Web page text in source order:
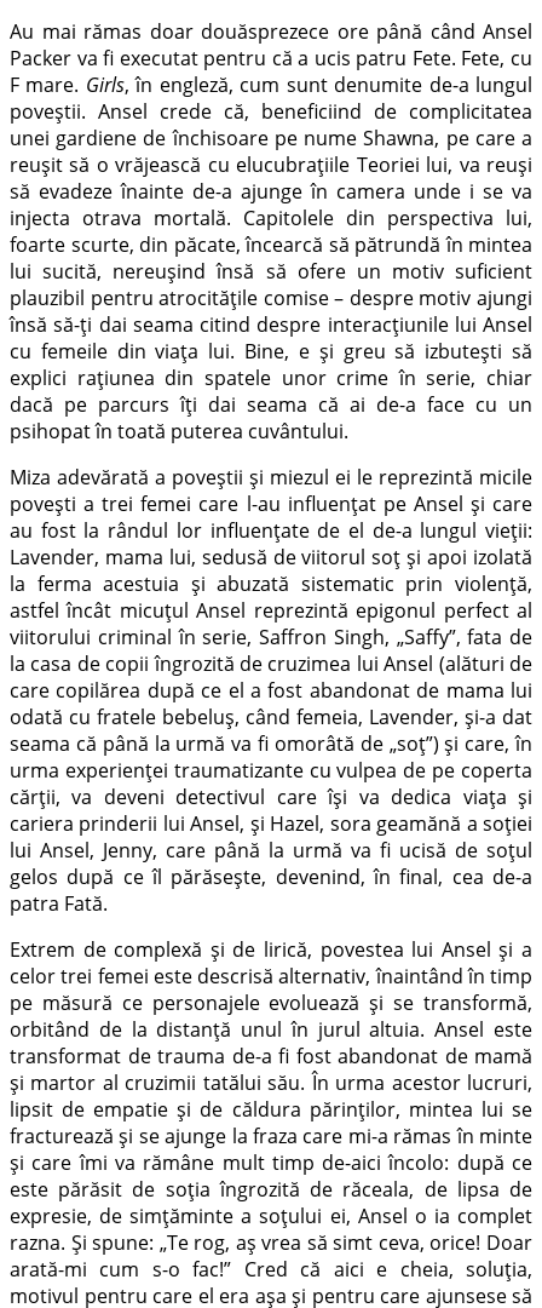
Au mai rămas doar douăsprezece ore până când Ansel
Packer va fi executat pentru că a ucis patru Fete. Fete, cu
F mare. Girls, în engleză, cum sunt denumite de-a lungul
poveștii. Ansel crede că, beneficiind de complicitatea
unei gardiene de închisoare pe nume Shawna, pe care a
reușit să o vrăjească cu elucubrațiile Teoriei lui, va reuși
să evadeze înainte de-a ajunge în camera unde i se va
injecta otrava mortală. Capitolele din perspectiva lui,
foarte scurte, din păcate, încearcă să pătrundă în mintea
lui sucită, nereușind însă să ofere un motiv suficient
plauzibil pentru atrocitățile comise – despre motiv ajungi
însă să-ți dai seama citind despre interacțiunile lui Ansel
cu femeile din viața lui. Bine, e și greu să izbutești să
explici rațiunea din spatele unor crime în serie, chiar
dacă pe parcurs îți dai seama că ai de-a face cu un
psihopat în toată puterea cuvântului.
Miza adevărată a poveștii și miezul ei le reprezintă micile
povești a trei femei care l-au influențat pe Ansel și care
au fost la rândul lor influențate de el de-a lungul vieții:
Lavender, mama lui, sedusă de viitorul soț și apoi izolată
la ferma acestuia și abuzată sistematic prin violență,
astfel încât micuțul Ansel reprezintă epigonul perfect al
viitorului criminal în serie, Saffron Singh, „Saffy”, fata de
la casa de copii îngrozită de cruzimea lui Ansel (alături de
care copilărea după ce el a fost abandonat de mama lui
odată cu fratele bebeluș, când femeia, Lavender, și-a dat
seama că până la urmă va fi omorâtă de „soț”) și care, în
urma experienței traumatizante cu vulpea de pe coperta
cărții, va deveni detectivul care își va dedica viața și
cariera prinderii lui Ansel, și Hazel, sora geamănă a soției
lui Ansel, Jenny, care până la urmă va fi ucisă de soțul
gelos după ce îl părăsește, devenind, în final, cea de-a
patra Fată.
Extrem de complexă și de lirică, povestea lui Ansel și a
celor trei femei este descrisă alternativ, înaintând în timp
pe măsură ce personajele evoluează și se transformă,
orbitând de la distanță unul în jurul altuia. Ansel este
transformat de trauma de-a fi fost abandonat de mamă
și martor al cruzimii tatălui său. În urma acestor lucruri,
lipsit de empatie și de căldura părinților, mintea lui se
fracturează și se ajunge la fraza care mi-a rămas în minte
și care îmi va rămâne mult timp de-aici încolo: după ce
este părăsit de soția îngrozită de răceala, de lipsa de
expresie, de simțăminte a soțului ei, Ansel o ia complet
razna. Și spune: „Te rog, aș vrea să simt ceva, orice! Doar
arată-mi cum s-o fac!” Cred că aici e cheia, soluția,
motivul pentru care el era așa și pentru care ajunsese să